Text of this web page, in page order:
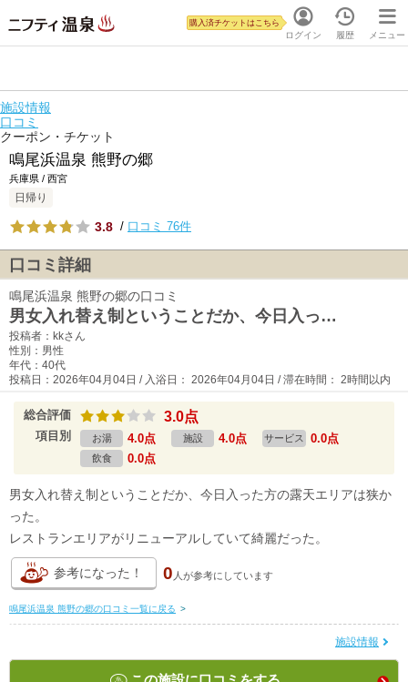
ログイン
購入済チケットはこちら
履歴 メニュー
施設情報
口コミ
クーポン・チケット
鳴尾浜温泉 熊野の郷
兵庫県 / 西宮
日帰り
3.8 / 口コミ 76件
口コミ詳細
鳴尾浜温泉 熊野の郷の口コミ
男女入れ替え制ということだか、今日入っ…
投稿者：kkさん
性別：男性
年代：40代
投稿日：2026年04月04日 / 入浴日： 2026年04月04日 / 滞在時間： 2時間以内
総合評価 3.0点
項目別 お湯 4.0点 施設 4.0点 サービス 0.0点
飲食 0.0点
男女入れ替え制ということだか、今日入った方の露天エリアは狭か
った。
レストランエリアがリニューアルしていて綺麗だった。
参考になった！ 0 人が参考にしています
鳴尾浜温泉 熊野の郷の口コミ一覧に戻る >
施設情報